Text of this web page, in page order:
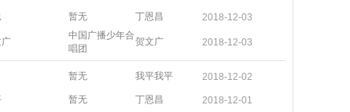
暂无 丁恩昌 2018-12-03
广
中国广播少年合
唱团
贺文广 2018-12-03
暂无 我平我平 2018-12-02
暂无 丁恩昌 2018-12-01